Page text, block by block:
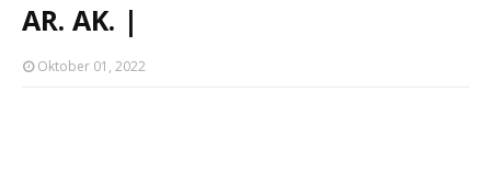
AR. AK. |
Oktober 01, 2022